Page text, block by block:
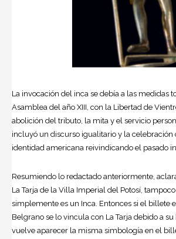
La invocación del inca se debía a las medidas
Asamblea del año XIII, con la Libertad de
abolición del tributo, la mita y el servicio
incluyó un discurso igualitario y la celebración
identidad americana reivindicando el pasado
Resumiendo lo redactado anteriormente,
La Tarja de la Villa Imperial del Potosí,
simplemente es un Inca. Entonces si el billete
Belgrano se lo vincula con La Tarja debido a
vuelve aparecer la misma simbología en el